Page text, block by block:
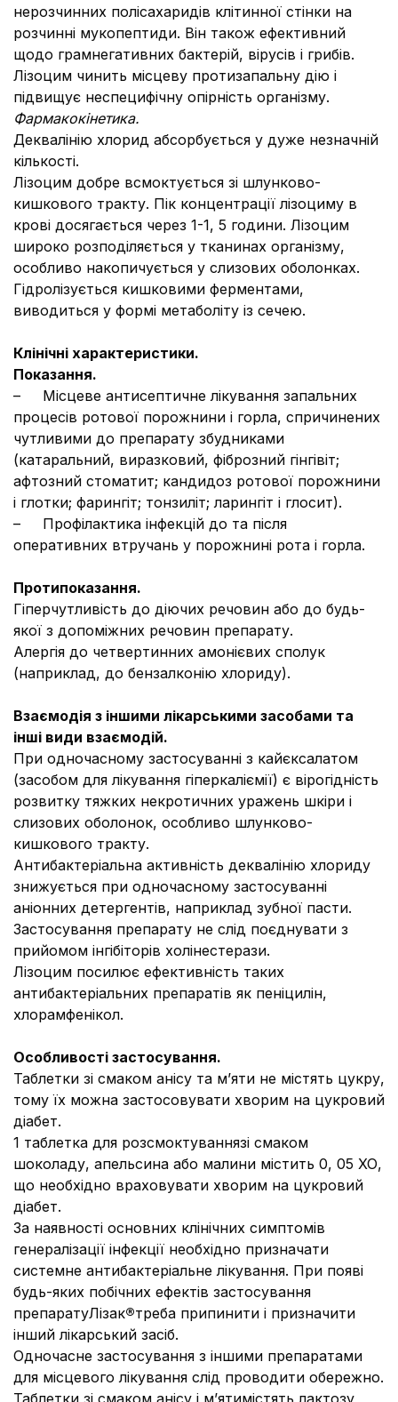
нерозчинних полісахаридів клітинної стінки на
розчинні мукопептиди. Він також ефективний
щодо грамнегативних бактерій, вірусів і грибів.
Лізоцим чинить місцеву протизапальну дію і
підвищує неспецифічну опірність організму.
Фармакокінетика.
Деквалінію хлорид абсорбується у дуже незначній
кількості.
Лізоцим добре всмоктується зі шлунково-
кишкового тракту. Пік концентрації лізоциму в
крові досягається через 1-1, 5 години. Лізоцим
широко розподіляється у тканинах організму,
особливо накопичується у слизових оболонках.
Гідролізується кишковими ферментами,
виводиться у формі метаболіту із сечею.
Клінічні характеристики.
Показання.
– Місцеве антисептичне лікування запальних
процесів ротової порожнини і горла, спричинених
чутливими до препарату збудниками
(катаральний, виразковий, фіброзний гінгівіт;
афтозний стоматит; кандидоз ротової порожнини
і глотки; фарингіт; тонзиліт; ларингіт і глосит).
– Профілактика інфекцій до та після
оперативних втручань у порожнині рота і горла.
Протипоказання.
Гіперчутливість до діючих речовин або до будь-
якої з допоміжних речовин препарату.
Алергія до четвертинних амонієвих сполук
(наприклад, до бензалконію хлориду).
Взаємодія з іншими лікарськими засобами та
інші види взаємодій.
При одночасному застосуванні з кайєксалатом
(засобом для лікування гіперкаліємії) є вірогідність
розвитку тяжких некротичних уражень шкіри і
слизових оболонок, особливо шлунково-
кишкового тракту.
Антибактеріальна активність деквалінію хлориду
знижується при одночасному застосуванні
аніонних детергентів, наприклад зубної пасти.
Застосування препарату не слід поєднувати з
прийомом інгібіторів холінестерази.
Лізоцим посилює ефективність таких
антибактеріальних препаратів як пеніцилін,
хлорамфенікол.
Особливості застосування.
Таблетки зі смаком анісу та м’яти не містять цукру,
тому їх можна застосовувати хворим на цукровий
діабет.
1 таблетка для розсмоктуваннязі смаком
шоколаду, апельсина або малини містить 0, 05 ХО,
що необхідно враховувати хворим на цукровий
діабет.
За наявності основних клінічних симптомів
генералізації інфекції необхідно призначати
системне антибактеріальне лікування. При появі
будь-яких побічних ефектів застосування
препаратуЛізак®треба припинити і призначити
інший лікарський засіб.
Одночасне застосування з іншими препаратами
для місцевого лікування слід проводити обережно.
Таблетки зі смаком анісу і м’ятимістять лактозу,